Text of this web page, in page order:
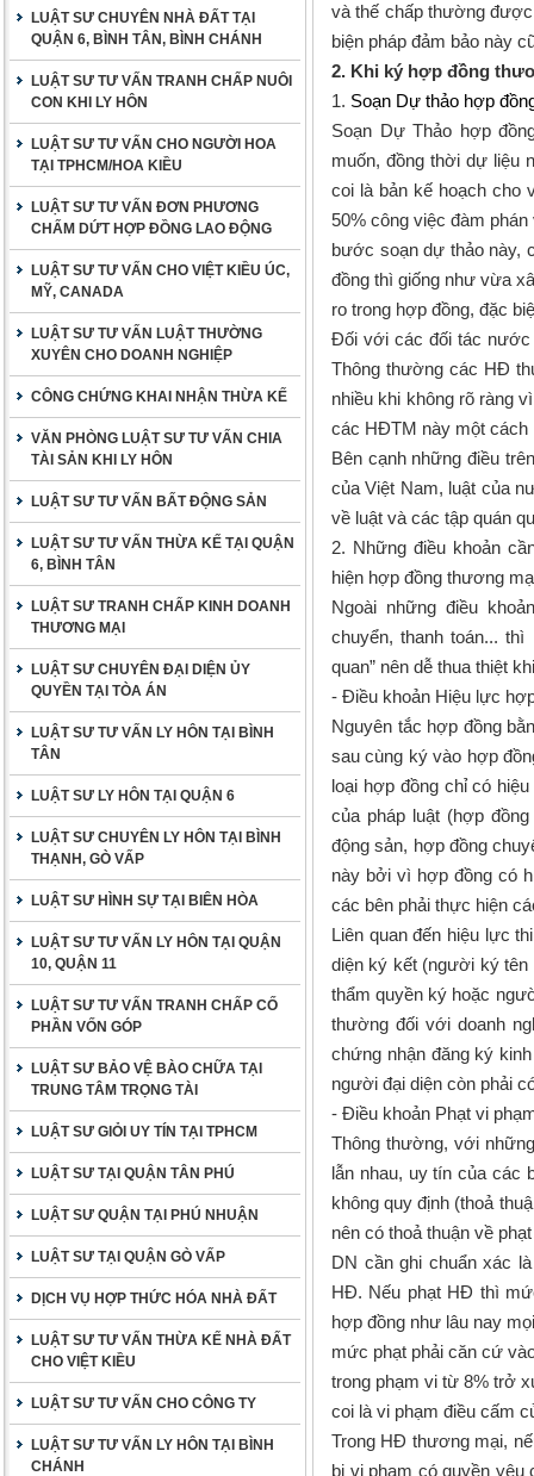
LUẬT SƯ CHUYÊN NHÀ ĐẤT TẠI
QUẬN 6, BÌNH TÂN, BÌNH CHÁNH
LUẬT SƯ TƯ VẤN TRANH CHẤP NUÔI
CON KHI LY HÔN
LUẬT SƯ TƯ VẤN CHO NGƯỜI HOA
TẠI TPHCM/HOA KIỀU
LUẬT SƯ TƯ VẤN ĐƠN PHƯƠNG
CHẤM DỨT HỢP ĐỒNG LAO ĐỘNG
LUẬT SƯ TƯ VẤN CHO VIỆT KIỀU ÚC,
MỸ, CANADA
LUẬT SƯ TƯ VẤN LUẬT THƯỜNG
XUYÊN CHO DOANH NGHIỆP
CÔNG CHỨNG KHAI NHẬN THỪA KẾ
VĂN PHÒNG LUẬT SƯ TƯ VẤN CHIA
TÀI SẢN KHI LY HÔN
LUẬT SƯ TƯ VẤN BẤT ĐỘNG SẢN
LUẬT SƯ TƯ VẤN THỪA KẾ TẠI QUẬN
6, BÌNH TÂN
LUẬT SƯ TRANH CHẤP KINH DOANH
THƯƠNG MẠI
LUẬT SƯ CHUYÊN ĐẠI DIỆN ỦY
QUYỀN TẠI TÒA ÁN
LUẬT SƯ TƯ VẤN LY HÔN TẠI BÌNH
TÂN
LUẬT SƯ LY HÔN TẠI QUẬN 6
LUẬT SƯ CHUYÊN LY HÔN TẠI BÌNH
THẠNH, GÒ VẤP
LUẬT SƯ HÌNH SỰ TẠI BIÊN HÒA
LUẬT SƯ TƯ VẤN LY HÔN TẠI QUẬN
10, QUẬN 11
LUẬT SƯ TƯ VẤN TRANH CHẤP CỐ
PHẦN VỐN GÓP
LUẬT SƯ BẢO VỆ BÀO CHỮA TẠI
TRUNG TÂM TRỌNG TÀI
LUẬT SƯ GIỎI UY TÍN TẠI TPHCM
LUẬT SƯ TẠI QUẬN TÂN PHÚ
LUẬT SƯ QUẬN TẠI PHÚ NHUẬN
LUẬT SƯ TẠI QUẬN GÒ VẤP
DỊCH VỤ HỢP THỨC HÓA NHÀ ĐẤT
LUẬT SƯ TƯ VẤN THỪA KẾ NHÀ ĐẤT
CHO VIỆT KIỀU
LUẬT SƯ TƯ VẤN CHO CÔNG TY
LUẬT SƯ TƯ VẤN LY HÔN TẠI BÌNH
CHÁNH
và thế chấp thường
biện pháp đảm bảo này
2. Khi ký hợp đồng
1. Soạn Dự thảo hợp
Soạn Dự Thảo hợp
muốn, đồng thời dự liệu
coi là bản kế hoạch cho
50% công việc đàm
bước soạn dự thảo này,
đồng thì giống như vừa
ro trong hợp đồng, đặc
Đối với các đối tác nước
Thông thường các HĐ
nhiều khi không rõ ràng
các HĐTM này một cách
Bên cạnh những điều
của Việt Nam, luật của
về luật và các tập quán
2. Những điều khoản
hiện hợp đồng thương
Ngoài những điều
chuyển, thanh toán...
quan” nên dễ thua thiệt
- Điều khoản Hiệu lực
Nguyên tắc hợp đồng
sau cùng ký vào hợp
loại hợp đồng chỉ có
của pháp luật (hợp
động sản, hợp đồng
này bởi vì hợp đồng có
các bên phải thực hiện
Liên quan đến hiệu lực
diện ký kết (người ký
thẩm quyền ký hoặc
thường đối với doanh
chứng nhận đăng ký
người đại diện còn phải
- Điều khoản Phạt vi
Thông thường, với
lẫn nhau, uy tín của các
không quy định (thoả
nên có thoả thuận về
DN cần ghi chuẩn xác
HĐ. Nếu phạt HĐ thì
hợp đồng như lâu nay
mức phạt phải căn cứ
trong phạm vi từ 8% trở
coi là vi phạm điều cấm
Trong HĐ thương mại,
bị vi phạm có quyền yêu